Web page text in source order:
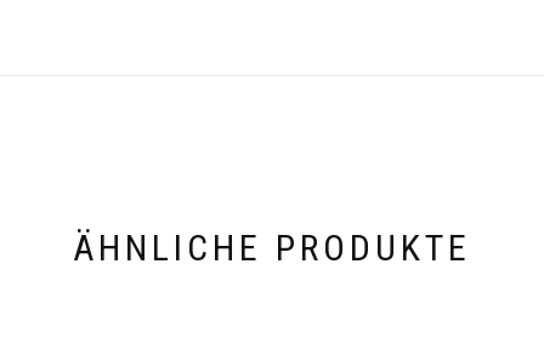
ÄHNLICHE PRODUKTE